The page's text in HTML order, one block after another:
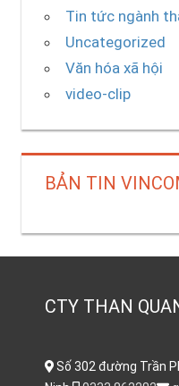
Tin tức ngành
Uncategorized
Văn hóa xã hội
video-clip
BẢN TIN
CTY THAN
Số 302 đường Trần